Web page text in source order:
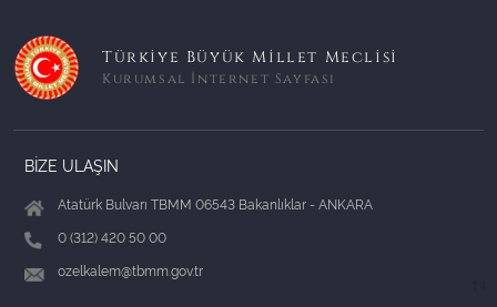
Türkiye Büyük Millet Meclisi
Kurumsal İnternet Sayfası
BİZE ULAŞIN
Atatürk Bulvarı TBMM 06543 Bakanlıklar - ANKARA
0 (312) 420 50 00
ozelkalem@tbmm.gov.tr